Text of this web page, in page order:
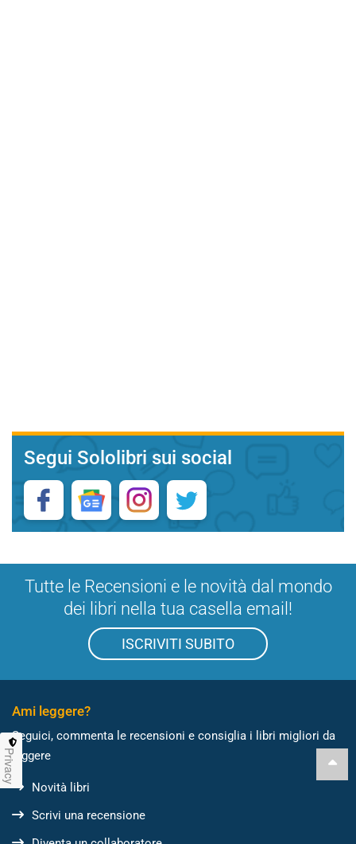
Segui Sololibri sui social
Tutte le Recensioni e le novità dal mondo
dei libri nella tua casella email!
ISCRIVITI SUBITO
Ami leggere?
Seguici, commenta le recensioni e consiglia i libri migliori da
leggere
Novità libri
Scrivi una recensione
Privacy